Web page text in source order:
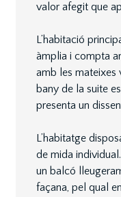
valor afegit que
L’habitació
àmplia i compta
amb les mateixes
bany de la suite
presenta un
L’habitatge
de mida
un balcó
façana, pel qual